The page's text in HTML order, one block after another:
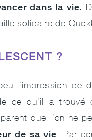
dans la vie.
solidaire de
?
l’impression de
ce qu’il a trouvé
que l’on ne
de sa vie. Par